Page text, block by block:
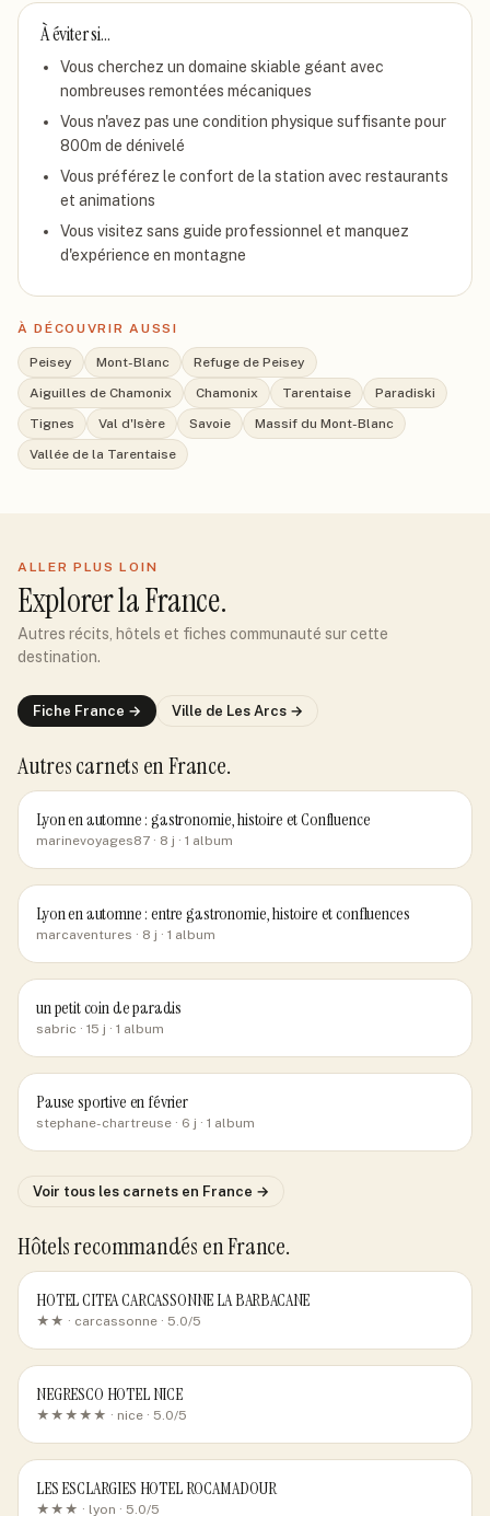
À éviter si…
Vous cherchez un domaine skiable géant avec
nombreuses remontées mécaniques
Vous n'avez pas une condition physique suffisante pour
800m de dénivelé
Vous préférez le confort de la station avec restaurants
et animations
Vous visitez sans guide professionnel et manquez
d'expérience en montagne
À DÉCOUVRIR AUSSI
Peisey Mont-Blanc
Refuge de Peisey
Aiguilles de Chamonix
Chamonix Tarentaise
Paradiski
Tignes
Val d'Isère Savoie
Massif du Mont-Blanc
Vallée de la Tarentaise
ALLER PLUS LOIN
Explorerla France.
Autres récits, hôtels et fiches communauté sur cette
destination.
Fiche France → Ville de Les Arcs →
Autres carnets en France.
Lyon en automne : gastronomie, histoire et Confluence
marinevoyages87 · 8 j · 1 album
Lyon en automne : entre gastronomie, histoire et confluences
marcaventures · 8 j · 1 album
un petit coin de paradis
sabric · 15 j · 1 album
Pause sportive en février
stephane-chartreuse · 6 j · 1 album
Voir tous les carnets en France →
Hôtels recommandés en France.
HOTEL CITEA CARCASSONNE LA BARBACANE
★★ · carcassonne · 5.0/5
NEGRESCO HOTEL NICE
★★★★★ · nice · 5.0/5
LES ESCLARGIES HOTEL ROCAMADOUR
★★★ · lyon · 5.0/5